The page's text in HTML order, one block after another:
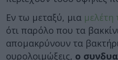
Εν τω μεταξύ, μια μελέτη
ότι παρόλο που τα
απομακρύνουν τα
ουρολοιμώξεις, ο